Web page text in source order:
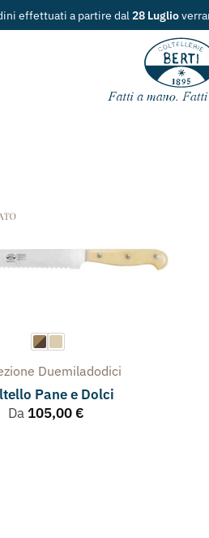
effettuati a partire dal28 Luglio
Duemiladodici
Pane e Dolci
Da 105,00 €